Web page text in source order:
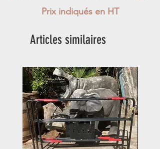
Prix indiqués en HT
Articles similaires